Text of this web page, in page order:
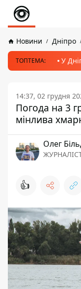
Новини Дніпро
ТОПТЕМА: У
14:37, 02 грудня
Погода на 3
мінлива
Олег
👍